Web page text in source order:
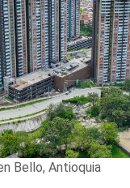
Bello, Antioquia